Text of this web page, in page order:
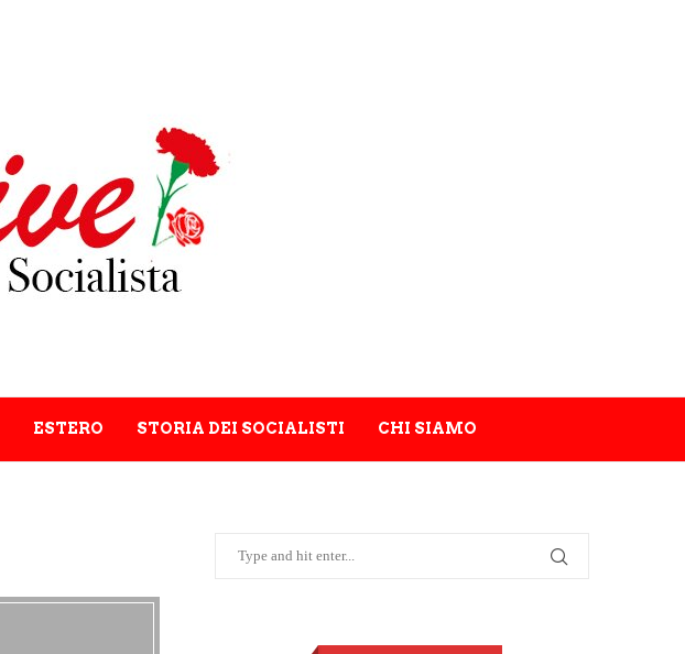
ESTERO STORIA DEI SOCIALISTI CHI SIAMO